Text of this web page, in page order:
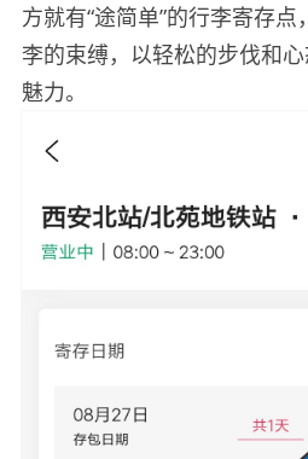
方就有“途简单”的行李寄存
李的束缚，以轻松的步伐和
魅力。